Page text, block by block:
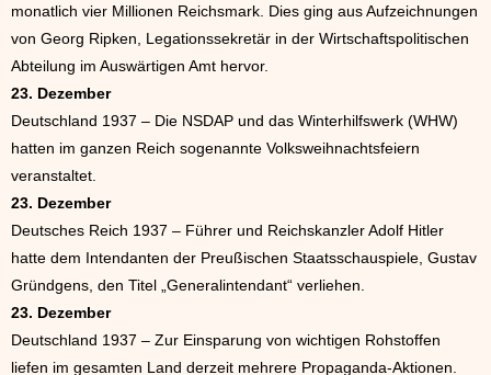
monatlich vier Millionen Reichsmark. Dies ging aus Aufzeichnungen
von Georg Ripken, Legationssekretär in der Wirtschaftspolitischen
Abteilung im Auswärtigen Amt hervor.
23. Dezember
Deutschland 1937 – Die NSDAP und das Winterhilfswerk (WHW)
hatten im ganzen Reich sogenannte Volksweihnachtsfeiern
veranstaltet.
23. Dezember
Deutsches Reich 1937 – Führer und Reichskanzler Adolf Hitler
hatte dem Intendanten der Preußischen Staatsschauspiele, Gustav
Gründgens, den Titel „Generalintendant“ verliehen.
23. Dezember
Deutschland 1937 – Zur Einsparung von wichtigen Rohstoffen
liefen im gesamten Land derzeit mehrere Propaganda-Aktionen.